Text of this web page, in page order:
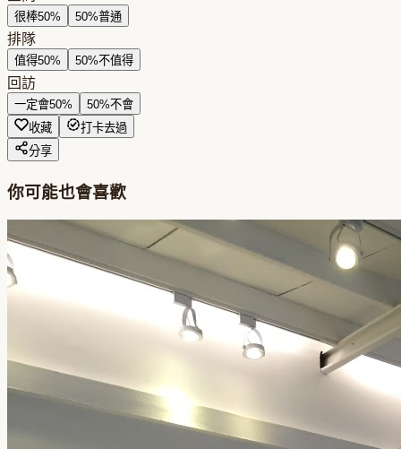
很棒50% 50%普通
排隊
值得50% 50%不值得
回訪
一定會50% 50%不會
收藏
打卡去過
分享
你可能也會喜歡